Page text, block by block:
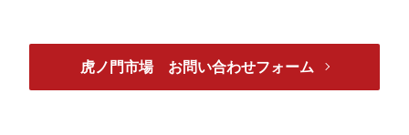
虎ノ門市場 お問い合わせフォーム